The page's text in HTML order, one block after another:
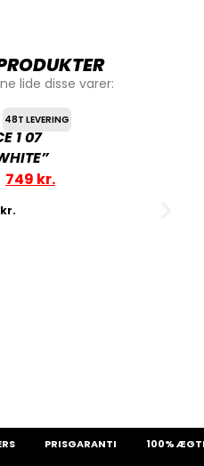
lide disse varer:
48T LEVERING
1 07
749 kr.
PRISGARANTI 100% ÆGTE